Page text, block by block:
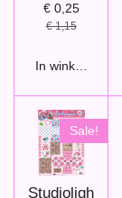
€ 0,25
€ 1,15
In winkelwagen
Sale!
Studioligh